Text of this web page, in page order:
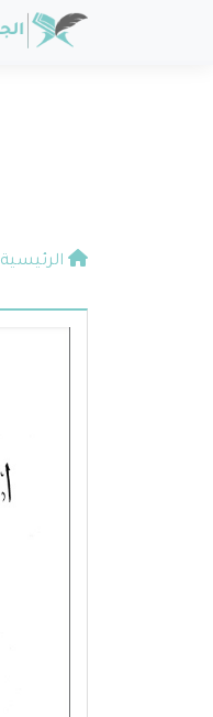
الرئيسية